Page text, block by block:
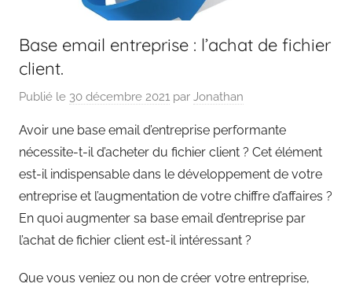
Base email entreprise : l’achat de fichier
client.
Publié le 30 décembre 2021 par Jonathan
Avoir une base email d’entreprise performante
nécessite-t-il d’acheter du fichier client ? Cet élément
est-il indispensable dans le développement de votre
entreprise et l’augmentation de votre chiffre d’affaires ?
En quoi augmenter sa base email d’entreprise par
l’achat de fichier client est-il intéressant ?
Que vous veniez ou non de créer votre entreprise,